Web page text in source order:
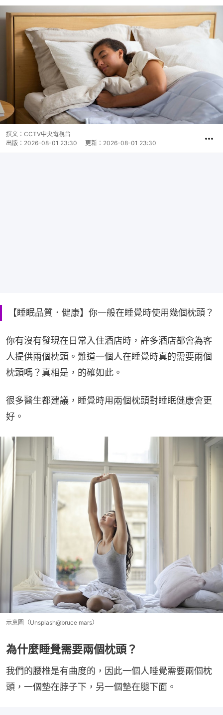
撰文： CCTV中央電視台
出版： 2026-08-01 23:30 更新： 2026-08-01 23:30
【睡眠品質．健康】你一般在睡覺時使用幾個枕頭？
你有沒有發現在日常入住酒店時，許多酒店都會為客
人提供兩個枕頭。難道一個人在睡覺時真的需要兩個
枕頭嗎？真相是，的確如此。
很多醫生都建議，睡覺時用兩個枕頭對睡眠健康會更
好。
示意圖（Unsplash@bruce mars）
為什麼睡覺需要兩個枕頭？
我們的腰椎是有曲度的，因此一個人睡覺需要兩個枕
頭，一個墊在脖子下，另一個墊在腿下面。